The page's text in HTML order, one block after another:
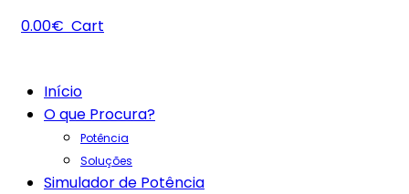
0.00€ Cart
Início
O que Procura?
Potência
Soluções
Simulador de Potência